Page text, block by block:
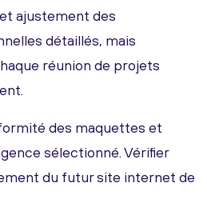
ajustement des
détaillés, mais
réunion de projets
des maquettes et
sélectionné. Vérifier
du futur site internet de